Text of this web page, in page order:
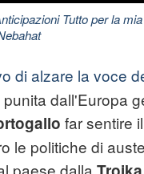
Tutto per la
di alzare la voce
dall'Europa
far sentire
le politiche di